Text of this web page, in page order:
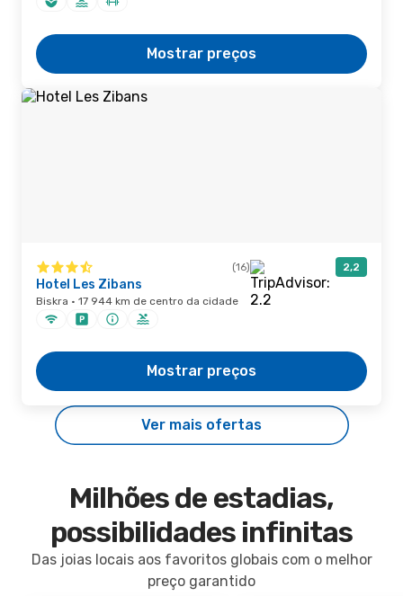
Mostrar preços
(16) 2,2
Hotel Les Zibans
Biskra · 17 944 km de centro da cidade
Mostrar preços
Ver mais ofertas
Milhões de estadias,
possibilidades infinitas
Das joias locais aos favoritos globais com o melhor
preço garantido